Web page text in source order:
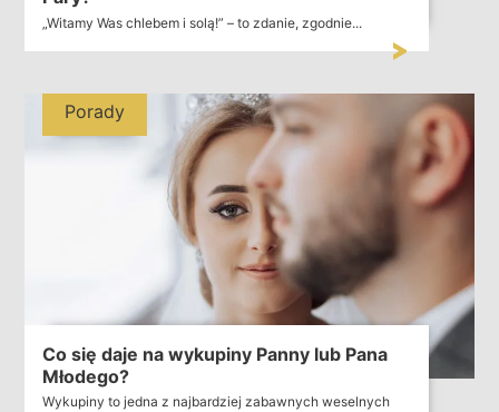
„Witamy Was chlebem i solą!” – to zdanie, zgodnie...
Co się daje na wykupiny Panny lub Pana
Młodego?
Wykupiny to jedna z najbardziej zabawnych weselnych
Porady